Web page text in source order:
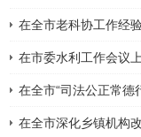
在全市老科协工作经
在市委水利工作会议
在全市“司法公正常德
在全市深化乡镇机构